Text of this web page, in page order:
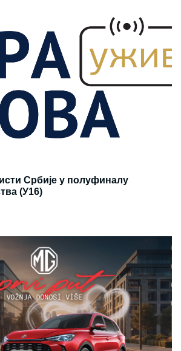
Србије у полуфиналу
(У16)